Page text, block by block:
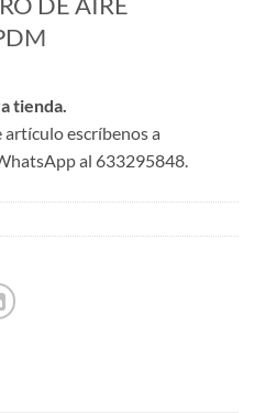
tienda.
artículo escríbenos a
al 633295848.